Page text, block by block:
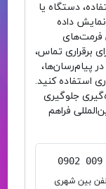
دستگاه یا
داده
فرمت‌های
برقراری تماس،
پیام‌رسان‌ها،
استفاده کنید.
جلوگیری
فراهم
0902 009
بین شهری